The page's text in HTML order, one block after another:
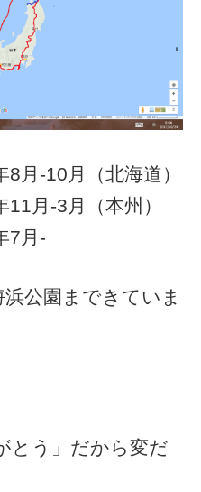
月-10月（北海道）
月-3月（本州）
7月-
公園まできていま
とう」だから変だ